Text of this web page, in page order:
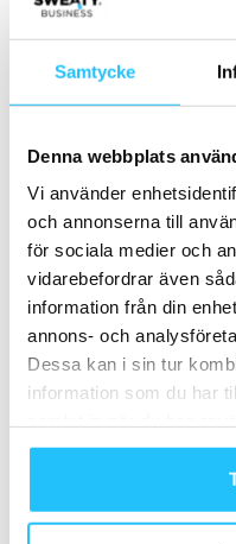
Samtycke
Denna webbplats
Vi använder
och annonserna till
för sociala medier och
vidarebefordrar även
information från din
annons- och
Dessa kan i sin tur
information som du har
Digitalt
Revive
Digitalt
direkt
Digitalt
Samarbete